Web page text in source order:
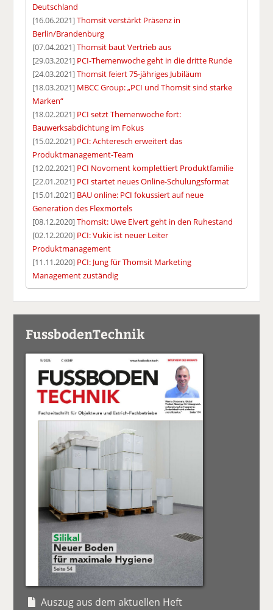
Deutschland
[16.06.2021]Thomsit verstärkt Präsenz in
Berlin/Brandenburg
[07.04.2021]Thomsit baut Vertrieb aus
[29.03.2021] PCI-Themenwoche geht in die dritte Runde
[24.03.2021]Thomsit feiert 75-jähriges Jubiläum
[18.03.2021] MBCC Group: „PCI und Thomsit sind starke
Marken“
[18.02.2021] PCI setzt Themenwoche fort:
Bauwerksabdichtung im Fokus
[15.02.2021] PCI: Achteresch erweitert das
Produktmanagement-Team
[12.02.2021] PCI Novoment komplettiert Produktfamilie
[22.01.2021] PCI startet neues Online-Schulungsformat
[15.01.2021] BAU online: PCI fokussiert auf neue
Generation des Flexmörtels
[08.12.2020]Thomsit: Uwe Elvert geht in den Ruhestand
[02.12.2020] PCI: Vukic ist neuer Leiter
Produktmanagement
[11.11.2020] PCI: Jung für Thomsit Marketing
Management zuständig
FussbodenTechnik
Auszug aus dem aktuellen Heft